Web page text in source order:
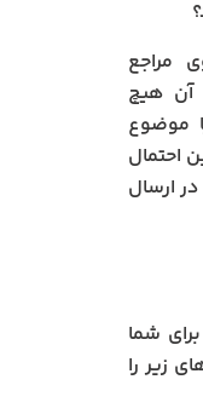
مراجع
آن هیچ
موضوع
احتمال
در ارسال
شما
زیر را